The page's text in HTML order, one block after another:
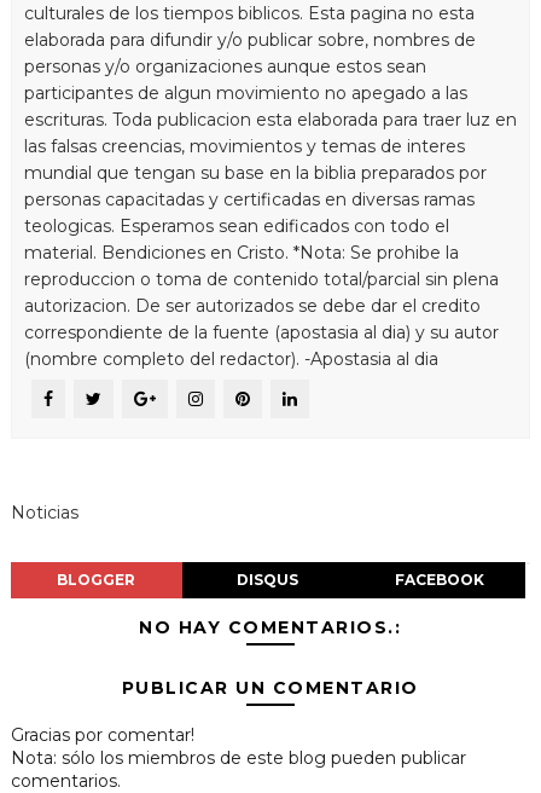
culturales de los tiempos biblicos. Esta pagina no esta
elaborada para difundir y/o publicar sobre, nombres de
personas y/o organizaciones aunque estos sean
participantes de algun movimiento no apegado a las
escrituras. Toda publicacion esta elaborada para traer luz en
las falsas creencias, movimientos y temas de interes
mundial que tengan su base en la biblia preparados por
personas capacitadas y certificadas en diversas ramas
teologicas. Esperamos sean edificados con todo el
material. Bendiciones en Cristo. *Nota: Se prohibe la
reproduccion o toma de contenido total/parcial sin plena
autorizacion. De ser autorizados se debe dar el credito
correspondiente de la fuente (apostasia al dia) y su autor
(nombre completo del redactor). -Apostasia al dia
Noticias
BLOGGER DISQUS FACEBOOK
NO HAY COMENTARIOS.:
PUBLICAR UN COMENTARIO
Gracias por comentar!
Nota: sólo los miembros de este blog pueden publicar
comentarios.